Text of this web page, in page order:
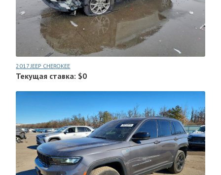
2017 JEEP CHEROKEE
Текущая ставка: $0